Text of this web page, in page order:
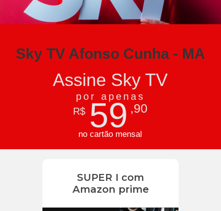
Sky TV Afonso Cunha - MA
Assine Sky TV
por apenas
R$ 59 ,90
no cartão mensal
SUPER I com
Amazon prime